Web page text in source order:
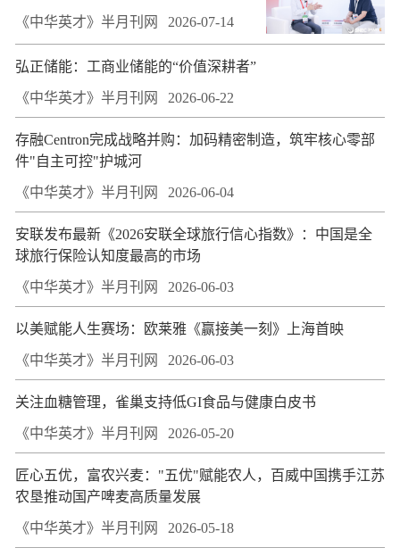
《中华英才》半月刊网 2026-07-14
弘正储能：工商业储能的“价值深耕者”
《中华英才》半月刊网 2026-06-22
存融Centron完成战略并购：加码精密制造，筑牢核心零部
件"自主可控"护城河
《中华英才》半月刊网 2026-06-04
安联发布最新《2026安联全球旅行信心指数》：中国是全
球旅行保险认知度最高的市场
《中华英才》半月刊网 2026-06-03
以美赋能人生赛场：欧莱雅《赢接美一刻》上海首映
《中华英才》半月刊网 2026-06-03
关注血糖管理，雀巢支持低GI食品与健康白皮书
《中华英才》半月刊网 2026-05-20
匠心五优，富农兴麦："五优"赋能农人，百威中国携手江苏
农垦推动国产啤麦高质量发展
《中华英才》半月刊网 2026-05-18